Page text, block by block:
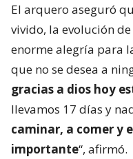
El arquero aseguró
vivido, la evolución
enorme alegría para
que no se desea a
gracias a dios hoy
llevamos 17 días y
caminar, a comer y
importante“, afirmó.